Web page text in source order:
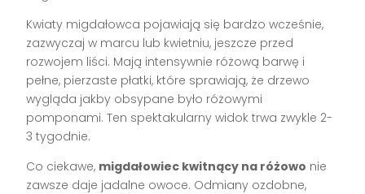
Kwiaty migdałowca pojawiają się bardzo wcześnie,
zazwyczaj w marcu lub kwietniu, jeszcze przed
rozwojem liści. Mają intensywnie różową barwę i
pełne, pierzaste płatki, które sprawiają, że drzewo
wygląda jakby obsypane było różowymi
pomponami. Ten spektakularny widok trwa zwykle 2-
3 tygodnie.
Co ciekawe, migdałowiec kwitnący na różowo nie
zawsze daje jadalne owoce. Odmiany ozdobne,